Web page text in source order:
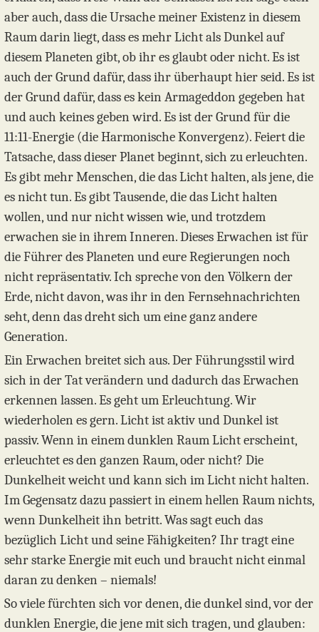
aber auch, dass die Ursache meiner Existenz in diesem
Raum darin liegt, dass es mehr Licht als Dunkel auf
diesem Planeten gibt, ob ihr es glaubt oder nicht. Es ist
auch der Grund dafür, dass ihr überhaupt hier seid. Es ist
der Grund dafür, dass es kein Armageddon gegeben hat
und auch keines geben wird. Es ist der Grund für die
11:11-Energie (die Harmonische Konvergenz). Feiert die
Tatsache, dass dieser Planet beginnt, sich zu erleuchten.
Es gibt mehr Menschen, die das Licht halten, als jene, die
es nicht tun. Es gibt Tausende, die das Licht halten
wollen, und nur nicht wissen wie, und trotzdem
erwachen sie in ihrem Inneren. Dieses Erwachen ist für
die Führer des Planeten und eure Regierungen noch
nicht repräsentativ. Ich spreche von den Völkern der
Erde, nicht davon, was ihr in den Fernsehnachrichten
seht, denn das dreht sich um eine ganz andere
Generation.
Ein Erwachen breitet sich aus. Der Führungsstil wird
sich in der Tat verändern und dadurch das Erwachen
erkennen lassen. Es geht um Erleuchtung. Wir
wiederholen es gern. Licht ist aktiv und Dunkel ist
passiv. Wenn in einem dunklen Raum Licht erscheint,
erleuchtet es den ganzen Raum, oder nicht? Die
Dunkelheit weicht und kann sich im Licht nicht halten.
Im Gegensatz dazu passiert in einem hellen Raum nichts,
wenn Dunkelheit ihn betritt. Was sagt euch das
bezüglich Licht und seine Fähigkeiten? Ihr tragt eine
sehr starke Energie mit euch und braucht nicht einmal
daran zu denken – niemals!
So viele fürchten sich vor denen, die dunkel sind, vor der
dunklen Energie, die jene mit sich tragen, und glauben: